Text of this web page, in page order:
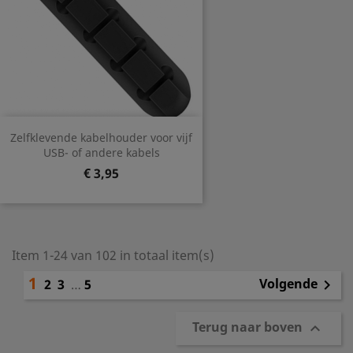
Zelfklevende kabelhouder voor vijf
USB- of andere kabels
Prijs
€ 3,95
Item 1-24 van 102 in totaal item(s)
1 2 3 … 5 Volgende 
Terug naar boven 